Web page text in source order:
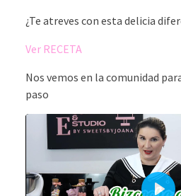
¿Te atreves con esta delicia
Ver RECETA
Nos vemos en la comunidad
paso